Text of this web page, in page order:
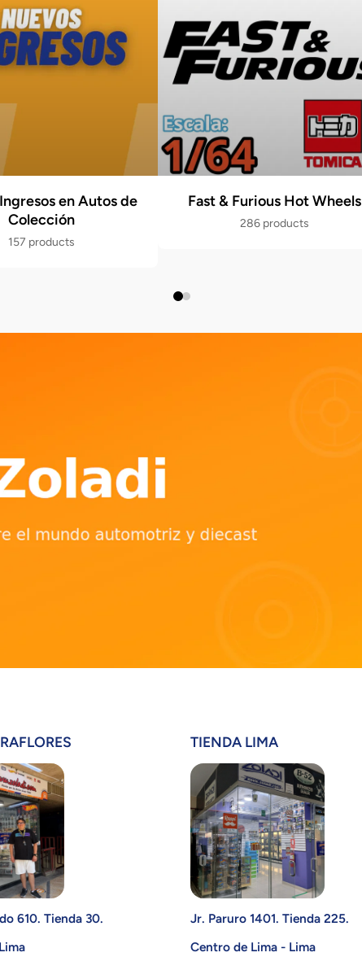
en Autos de
Colección
157 products
Fast & Furious Hot Wheels
286 products
610. Tienda 30.
TIENDA LIMA
Jr. Paruro 1401. Tienda 225.
Centro de Lima - Lima